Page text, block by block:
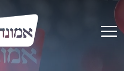
דלג
לתוכן